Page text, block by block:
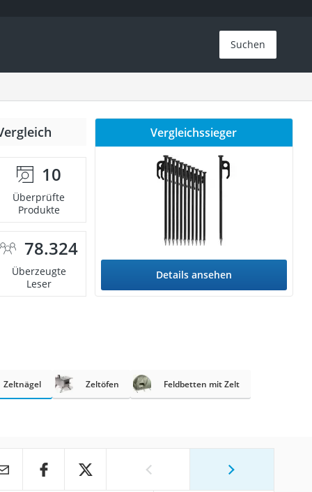
Suchen
10
Überprüfte
Produkte
78.324
Überzeugte
Leser
Vergleichssieger
Details ansehen
Zeltnägel Zeltöfen Feldbetten mit Zelt